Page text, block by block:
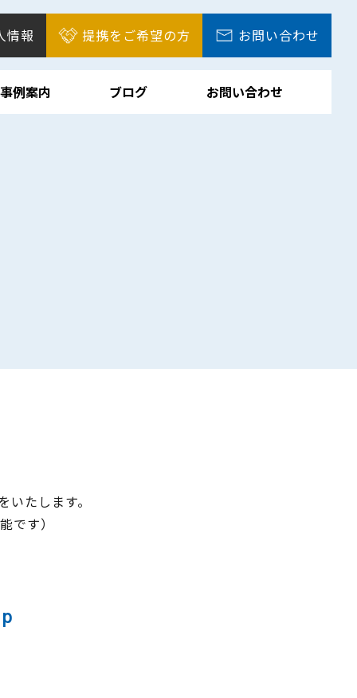
情報 提携をご希望の方 お問い合わせ
事例案内 ブログ お問い合わせ
たします。
です）